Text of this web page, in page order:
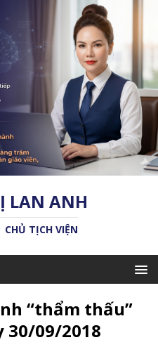
LAN ANH
TỊCH VIỆN
“thẩm thấu”
30/09/2018